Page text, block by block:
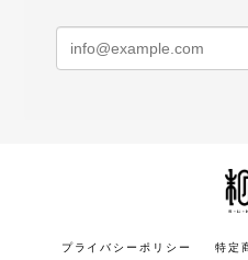
プライバシーポリシー 特定